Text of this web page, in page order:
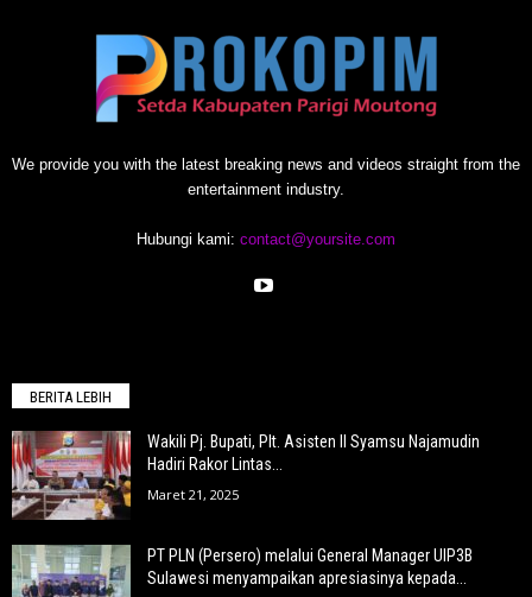
We provide you with the latest breaking news and videos straight from the
entertainment industry.
Hubungi kami: contact@yoursite.com
BERITA LEBIH
Wakili Pj. Bupati, Plt. Asisten II Syamsu Najamudin
Hadiri Rakor Lintas...
Maret 21, 2025
PT PLN (Persero) melalui General Manager UIP3B
Sulawesi menyampaikan apresiasinya kepada...